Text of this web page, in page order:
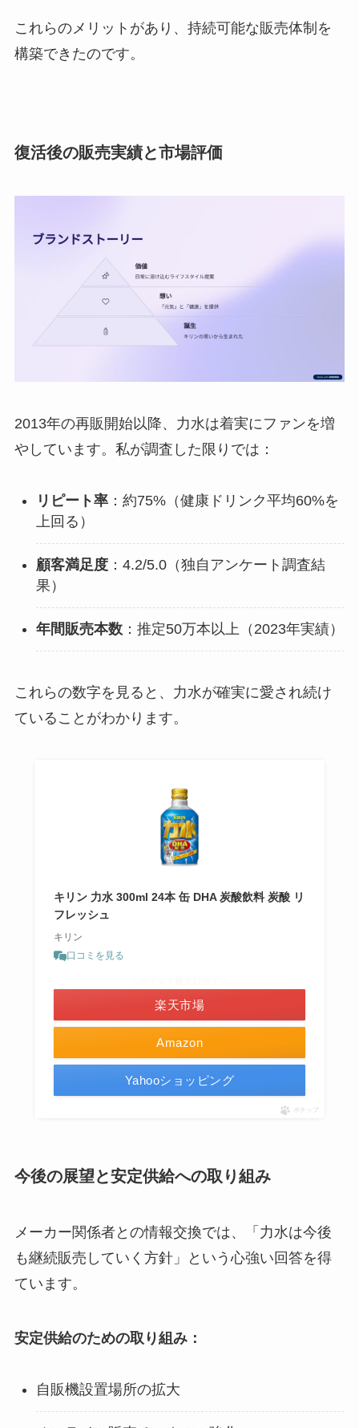
これらのメリットがあり、持続可能な販売体制を
構築できたのです。
復活後の販売実績と市場評価
2013年の再販開始以降、力水は着実にファンを増
やしています。私が調査した限りでは：
リピート率：約75%（健康ドリンク平均60%を
上回る）
顧客満足度：4.2/5.0（独自アンケート調査結
果）
年間販売本数：推定50万本以上（2023年実績）
これらの数字を見ると、力水が確実に愛され続け
ていることがわかります。
キリン 力水 300ml 24本 缶 DHA 炭酸飲料 炭酸 リ
フレッシュ
キリン
口コミを見る
Amazon
楽天市場
Yahooショッピング
ポチップ
今後の展望と安定供給への取り組み
メーカー関係者との情報交換では、「力水は今後
も継続販売していく方針」という心強い回答を得
ています。
安定供給のための取り組み：
自販機設置場所の拡大